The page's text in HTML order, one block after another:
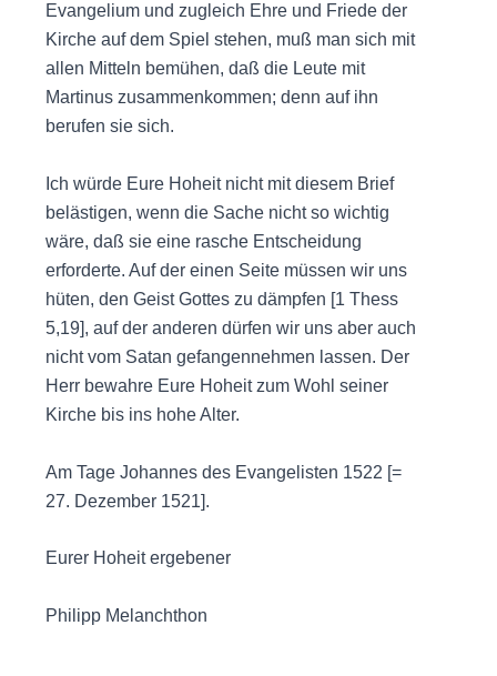
Evangelium und zugleich Ehre und Friede der
Kirche auf dem Spiel stehen, muß man sich mit
allen Mitteln bemühen, daß die Leute mit
Martinus zusammenkommen; denn auf ihn
berufen sie sich.
Ich würde Eure Hoheit nicht mit diesem Brief
belästigen, wenn die Sache nicht so wichtig
wäre, daß sie eine rasche Entscheidung
erforderte. Auf der einen Seite müssen wir uns
hüten, den Geist Gottes zu dämpfen [1 Thess
5,19], auf der anderen dürfen wir uns aber auch
nicht vom Satan gefangennehmen lassen. Der
Herr bewahre Eure Hoheit zum Wohl seiner
Kirche bis ins hohe Alter.
Am Tage Johannes des Evangelisten 1522 [=
27. Dezember 1521].
Eurer Hoheit ergebener
Philipp Melanchthon